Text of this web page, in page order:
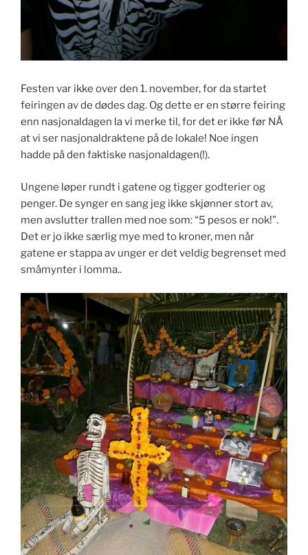
Festen var ikke over den 1. november, for da startet
feiringen av de dødes dag. Og dette er en større feiring
enn nasjonaldagen la vi merke til, for det er ikke før NÅ
at vi ser nasjonaldraktene på de lokale! Noe ingen
hadde på den faktiske nasjonaldagen(!).
Ungene løper rundt i gatene og tigger godterier og
penger. De synger en sang jeg ikke skjønner stort av,
men avslutter trallen med noe som: “5 pesos er nok!”.
Det er jo ikke særlig mye med to kroner, men når
gatene er stappa av unger er det veldig begrenset med
småmynter i lomma..